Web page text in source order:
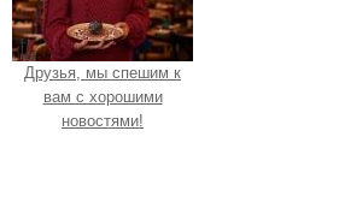
Друзья, мы спешим к
вам с хорошими
новостями!